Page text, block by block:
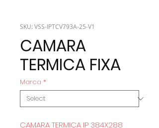
SKU: VSS-IPTCV793A-25-V1
CAMARA
TERMICA FIXA
Marca *
CAMARA TERMICA IP 384X288